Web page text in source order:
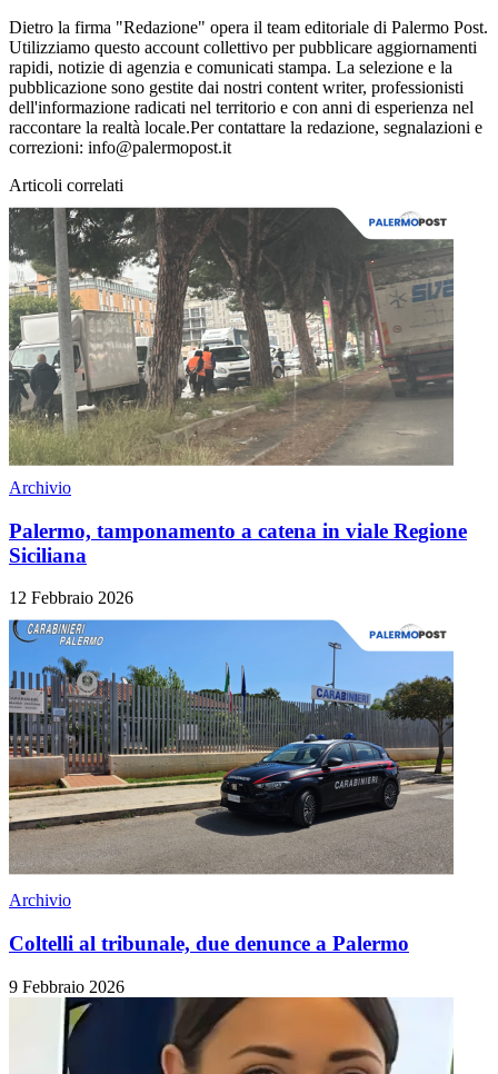
Dietro la firma "Redazione" opera il team editoriale di Palermo Post.
Utilizziamo questo account collettivo per pubblicare aggiornamenti
rapidi, notizie di agenzia e comunicati stampa. La selezione e la
pubblicazione sono gestite dai nostri content writer, professionisti
dell'informazione radicati nel territorio e con anni di esperienza nel
raccontare la realtà locale.Per contattare la redazione, segnalazioni e
correzioni: info@palermopost.it
Articoli correlati
Archivio
Palermo, tamponamento a catena in viale Regione
Siciliana
12 Febbraio 2026
Archivio
Coltelli al tribunale, due denunce a Palermo
9 Febbraio 2026